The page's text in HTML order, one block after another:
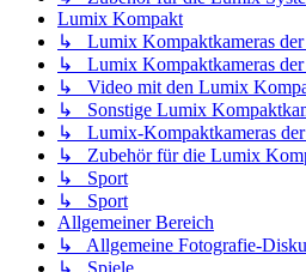
Lumix Kompakt
↳ Lumix Kompaktkameras
↳ Lumix Kompaktkameras
↳ Video mit den Lumix
↳ Sonstige Lumix
↳ Lumix-Kompaktkameras
↳ Zubehör für die Lumix
↳ Sport
↳ Sport
Allgemeiner Bereich
↳ Allgemeine Fotografie-